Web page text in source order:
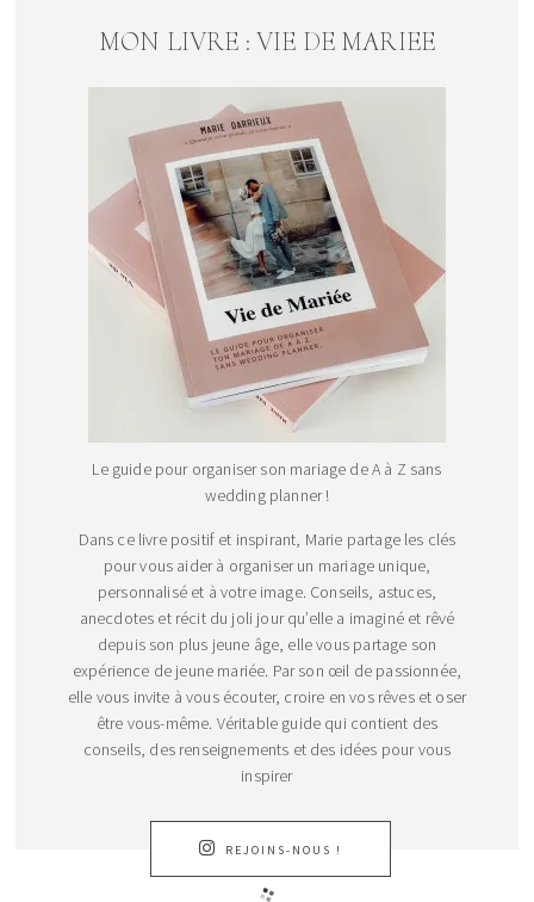
MON LIVRE : VIE DE MARIEE
Le guide pour organiser son mariage de A à Z sans
wedding planner !
Dans ce livre positif et inspirant, Marie partage les clés
pour vous aider à organiser un mariage unique,
personnalisé et à votre image. Conseils, astuces,
anecdotes et récit du joli jour qu’elle a imaginé et rêvé
depuis son plus jeune âge, elle vous partage son
expérience de jeune mariée. Par son œil de passionnée,
elle vous invite à vous écouter, croire en vos rêves et oser
être vous-même. Véritable guide qui contient des
conseils, des renseignements et des idées pour vous
inspirer
REJOINS-NOUS !